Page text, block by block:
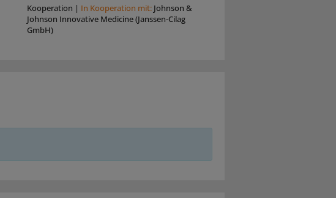
Kooperation | In Kooperation mit: Johnson &
Johnson Innovative Medicine (Janssen-Cilag
GmbH)